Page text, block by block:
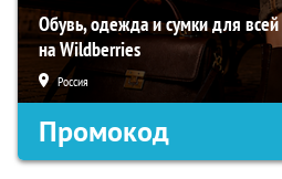
Обувь, одежда и сумки для
на Wildberries
Россия
Промокод